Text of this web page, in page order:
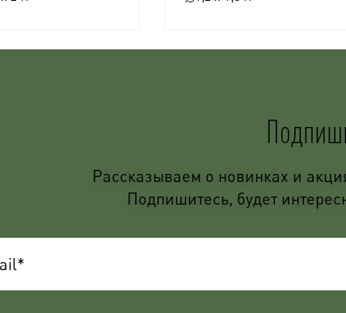
Рассказываем о новинках и
Подпишитесь, будет